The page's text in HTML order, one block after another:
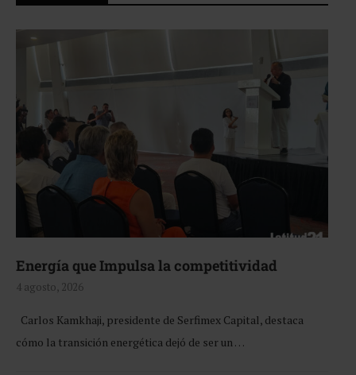
Energía que Impulsa la competitividad
4 agosto, 2026
Carlos Kamkhaji, presidente de Serfimex Capital, destaca
cómo la transición energética dejó de ser un …